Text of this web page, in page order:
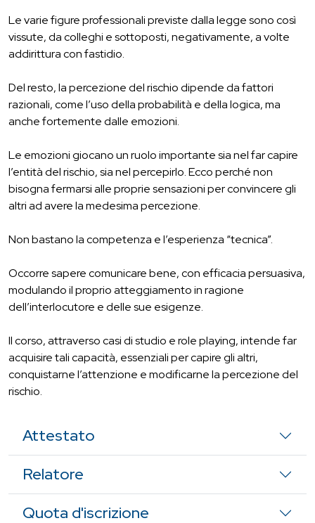
Le varie figure professionali previste dalla legge sono così
vissute, da colleghi e sottoposti, negativamente, a volte
addirittura con fastidio.
Del resto, la percezione del rischio dipende da fattori
razionali, come l’uso della probabilità e della logica, ma
anche fortemente dalle emozioni.
Le emozioni giocano un ruolo importante sia nel far capire
l’entità del rischio, sia nel percepirlo. Ecco perché non
bisogna fermarsi alle proprie sensazioni per convincere gli
altri ad avere la medesima percezione.
Non bastano la competenza e l’esperienza “tecnica”.
Occorre sapere comunicare bene, con efficacia persuasiva,
modulando il proprio atteggiamento in ragione
dell’interlocutore e delle sue esigenze.
Il corso, attraverso casi di studio e role playing, intende far
acquisire tali capacità, essenziali per capire gli altri,
conquistarne l’attenzione e modificarne la percezione del
rischio.
Attestato
Relatore
Quota d'iscrizione